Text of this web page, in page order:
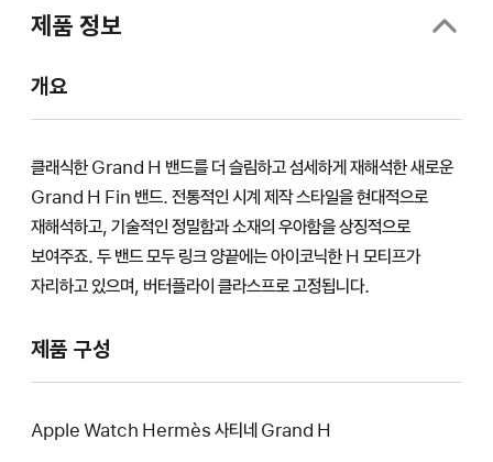
제품 정보
개요
클래식한 Grand H 밴드를 더 슬림하고 섬세하게 재해석한 새로운
Grand H Fin 밴드. 전통적인 시계 제작 스타일을 현대적으로
재해석하고, 기술적인 정밀함과 소재의 우아함을 상징적으로
보여주죠. 두 밴드 모두 링크 양끝에는 아이코닉한 H 모티프가
자리하고 있으며, 버터플라이 클라스프로 고정됩니다.
제품 구성
Apple Watch Hermès 사티네 Grand H